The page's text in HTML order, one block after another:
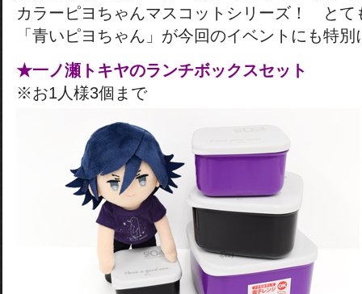
カラーピヨちゃんマスコットシリーズ！ とて
「青いピヨちゃん」が今回のイベントにも特
★一ノ瀬トキヤのランチボックスセット
※お1人様3個まで